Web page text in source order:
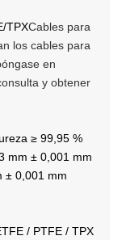
TPXCables para
los cables para
en
y obtener
≥ 99,95 %
mm ± 0,001 mm
± 0,001 mm
/ PTFE / TPX